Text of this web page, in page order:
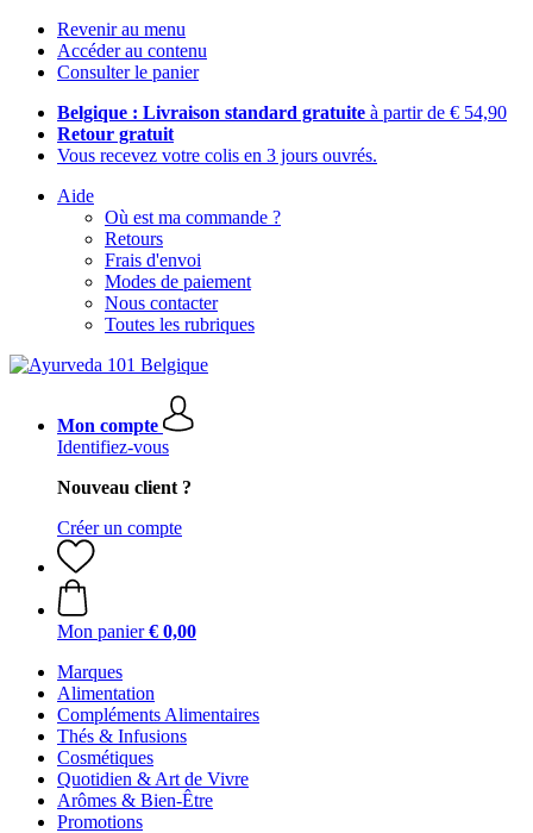
Revenir au menu
Accéder au contenu
Consulter le panier
Belgique : Livraison standard gratuite à partir de € 54,90
Retour gratuit
Vous recevez votre colis en 3 jours ouvrés.
Aide
Où est ma commande ?
Retours
Frais d'envoi
Modes de paiement
Nous contacter
Toutes les rubriques
Mon compte
Identifiez-vous
Nouveau client ?
Créer un compte
Mon panier € 0,00
Marques
Alimentation
Compléments Alimentaires
Thés & Infusions
Cosmétiques
Quotidien & Art de Vivre
Arômes & Bien-Être
Promotions